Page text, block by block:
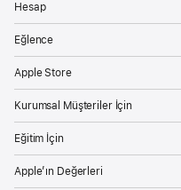
Hesap
Eğlence
Apple Store
Kurumsal Müşteriler İçin
Eğitim İçin
Apple’ın Değerleri